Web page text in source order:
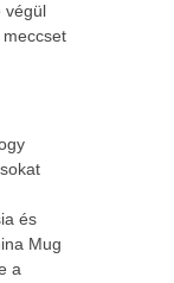
végül
és
Mug
a